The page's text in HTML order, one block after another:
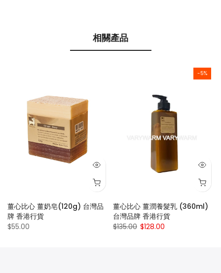
相關產品
薑心比心 薑奶皂(120g) 台灣品
牌 香港行貨
$55.00
-5%
薑心比心 薑潤養髮乳 (360ml)
台灣品牌 香港行貨
$135.00 $128.00